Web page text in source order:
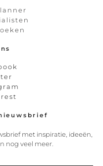
met inspiratie, ideeën,
nog veel meer.